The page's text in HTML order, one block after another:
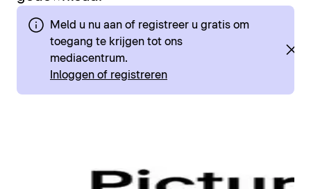
Meld u nu aan of registreer u gratis om
toegang te krijgen tot ons
mediacentrum.
Inloggen of registreren